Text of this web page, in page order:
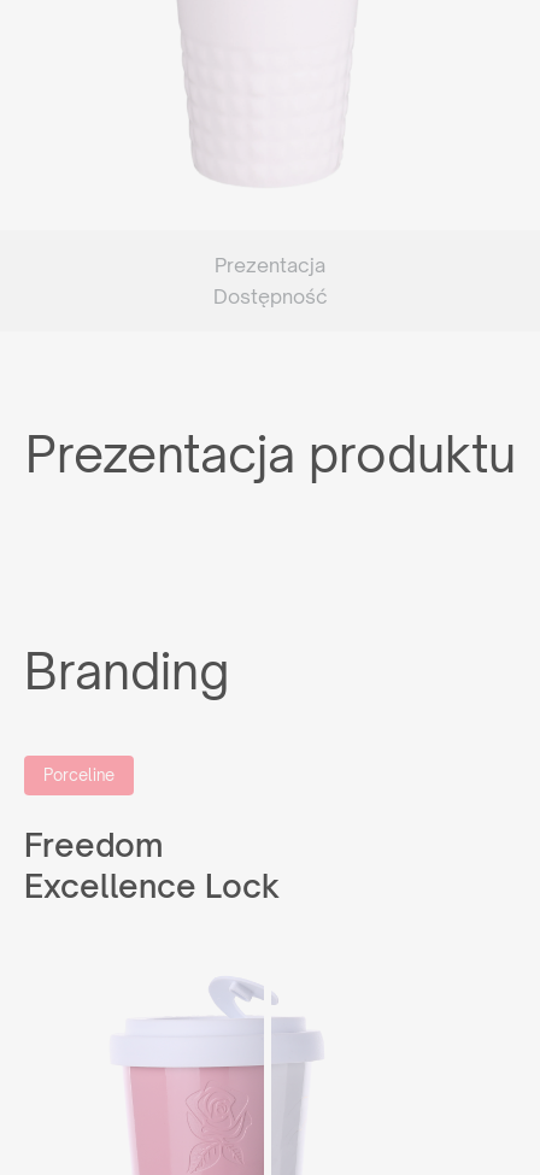
Prezentacja
Dostępność
Prezentacja produktu
Branding
Porceline
Freedom
Excellence Lock